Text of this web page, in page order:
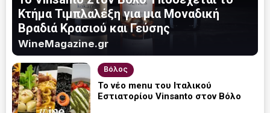
Κτήμα Τιμπλαλέξη για μια Μοναδική
Βραδιά Κρασιού και Γεύσης
WineMagazine.gr
Βόλος
Το νέο menu του Iταλικού
Eστιατορίου Vinsanto στον Βόλο